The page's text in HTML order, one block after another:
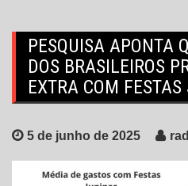
PESQUISA APONTA
DOS BRASILEIROS
EXTRA COM
5 de junho de 2025